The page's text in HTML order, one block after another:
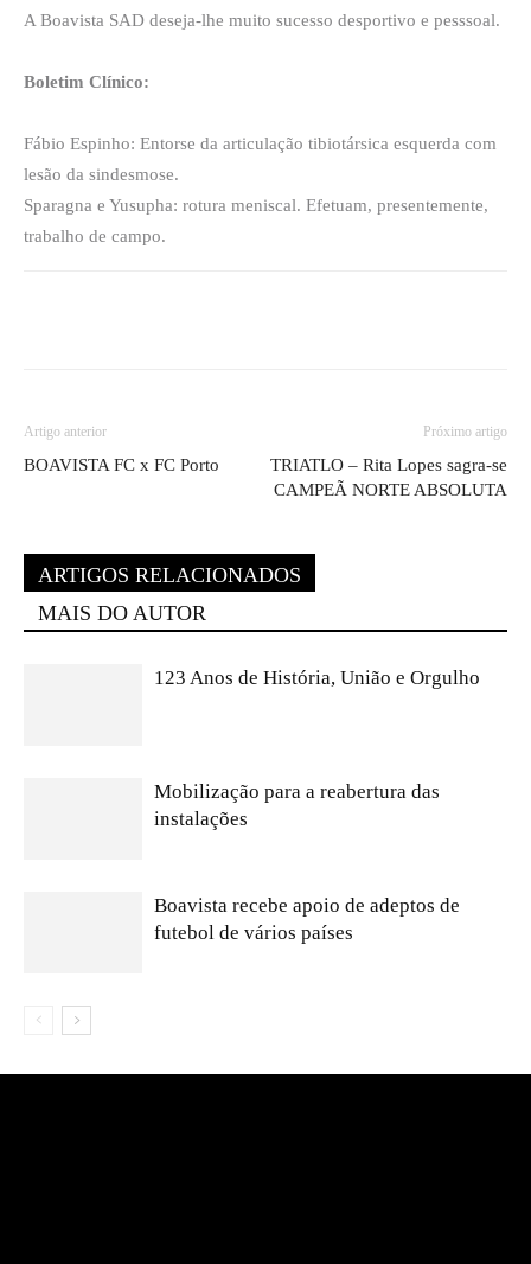
A Boavista SAD deseja-lhe muito sucesso desportivo e pesssoal.
Boletim Clínico:
Fábio Espinho: Entorse da articulação tibiotársica esquerda com
lesão da sindesmose.
Sparagna e Yusupha: rotura meniscal. Efetuam, presentemente,
trabalho de campo.
Artigo anterior
BOAVISTA FC x FC Porto
Próximo artigo
TRIATLO – Rita Lopes sagra-se
CAMPEÃ NORTE ABSOLUTA
ARTIGOS RELACIONADOS
MAIS DO AUTOR
123 Anos de História, União e Orgulho
Mobilização para a reabertura das
instalações
Boavista recebe apoio de adeptos de
futebol de vários países